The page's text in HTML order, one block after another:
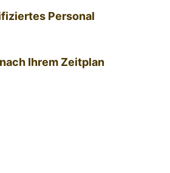
Personal
Ihrem Zeitplan